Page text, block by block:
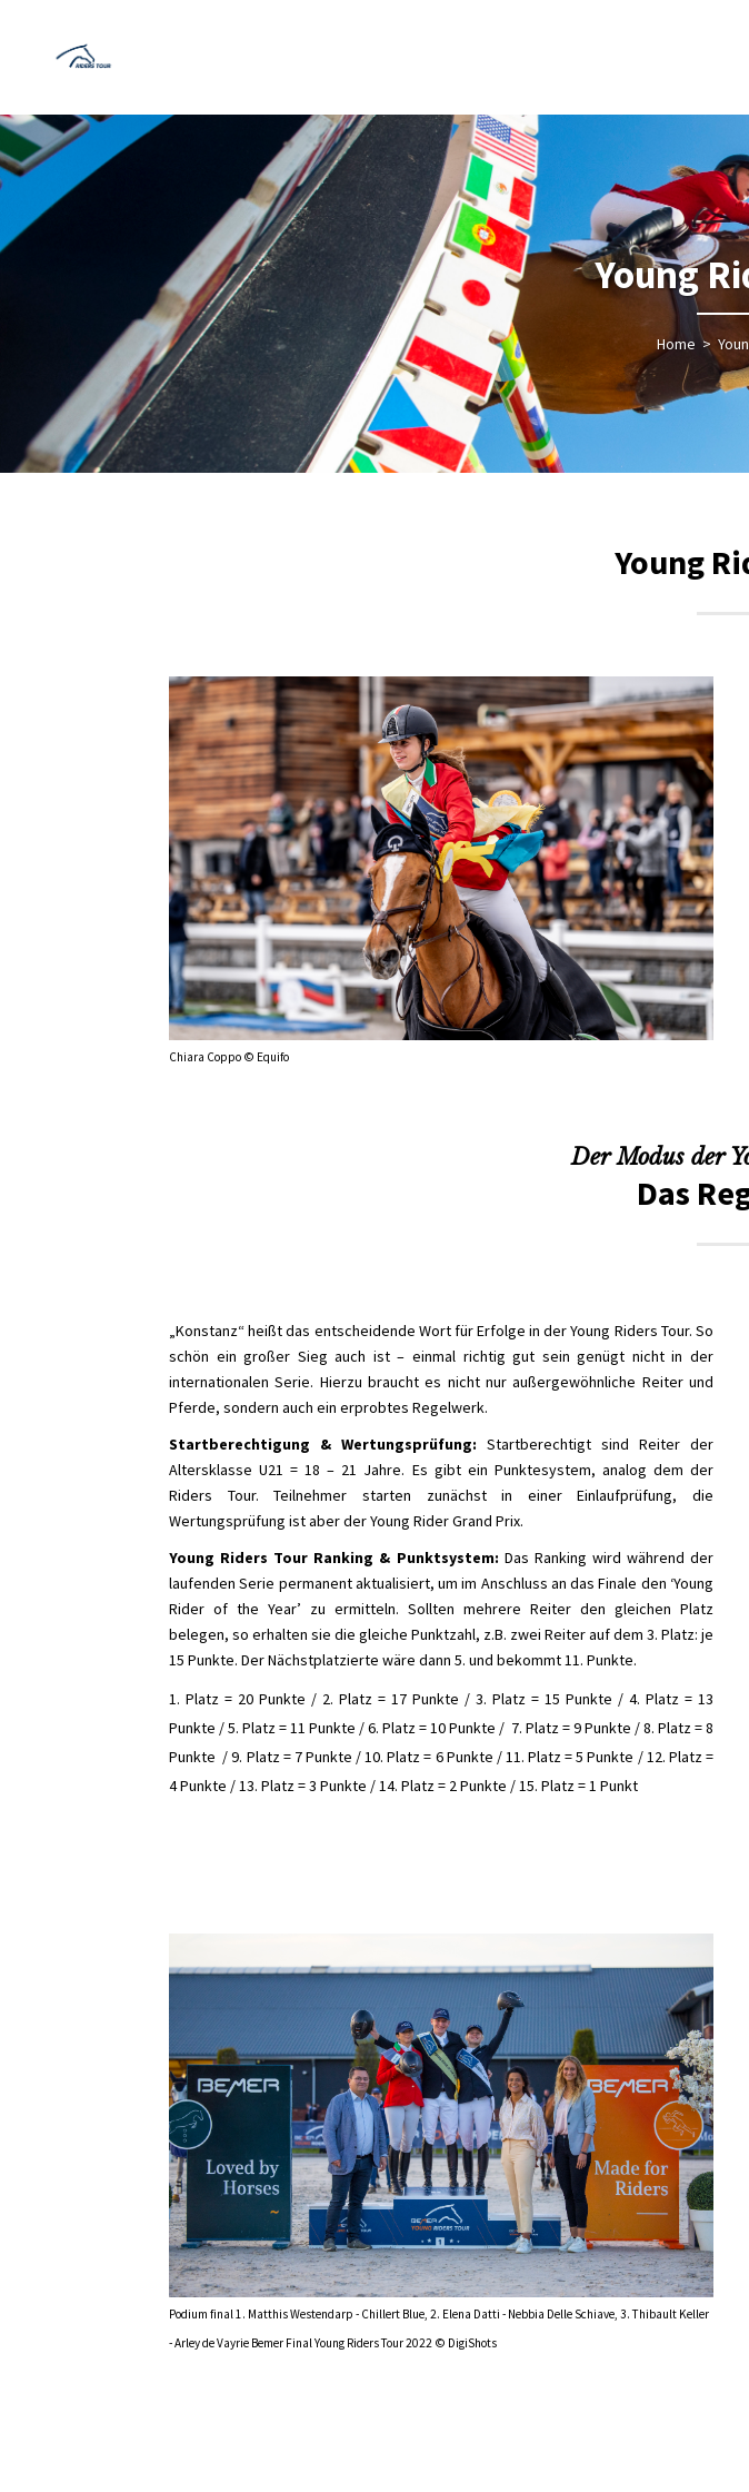
Young
Home >
Young
Chiara Coppo © Equifo
Der Modus der
Das
„Konstanz“ heißt das entscheidende Wort für Erfolge in der Young Riders Tour. So
schön ein großer Sieg auch ist – einmal richtig gut sein genügt nicht in der
internationalen Serie. Hierzu braucht es nicht nur außergewöhnliche Reiter und
Pferde, sondern auch ein erprobtes Regelwerk.
Startberechtigung & Wertungsprüfung: Startberechtigt sind Reiter der
Altersklasse U21 = 18 – 21 Jahre. Es gibt ein Punktesystem, analog dem der
Riders Tour. Teilnehmer starten zunächst in einer Einlaufprüfung, die
Wertungsprüfung ist aber der Young Rider Grand Prix.
Young Riders Tour Ranking & Punktsystem: Das Ranking wird während der
laufenden Serie permanent aktualisiert, um im Anschluss an das Finale den ‘Young
Rider of the Year’ zu ermitteln. Sollten mehrere Reiter den gleichen Platz
belegen, so erhalten sie die gleiche Punktzahl, z.B. zwei Reiter auf dem 3. Platz: je
15 Punkte. Der Nächstplatzierte wäre dann 5. und bekommt 11. Punkte.
1. Platz = 20 Punkte / 2. Platz = 17 Punkte / 3. Platz = 15 Punkte / 4. Platz = 13
Punkte / 5. Platz = 11 Punkte / 6. Platz = 10 Punkte / 7. Platz = 9 Punkte / 8. Platz = 8
Punkte / 9. Platz = 7 Punkte / 10. Platz = 6 Punkte / 11. Platz = 5 Punkte / 12. Platz =
4 Punkte / 13. Platz = 3 Punkte / 14. Platz = 2 Punkte / 15. Platz = 1 Punkt
Podium final 1. Matthis Westendarp - Chillert Blue, 2. Elena Datti - Nebbia Delle Schiave, 3. Thibault Keller
- Arley de Vayrie Bemer Final Young Riders Tour 2022 © DigiShots